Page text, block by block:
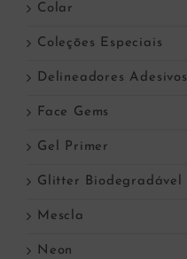
Colar
Coleções Especiais
Delineadores Adesivos
Face Gems
Gel Primer
Glitter Biodegradável
Mescla
Neon